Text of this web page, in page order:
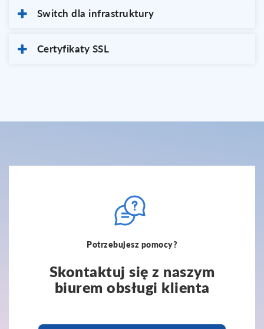
Switch dla infrastruktury
Certyfikaty SSL
Potrzebujesz pomocy?
Skontaktuj się z naszym
biurem obsługi klienta